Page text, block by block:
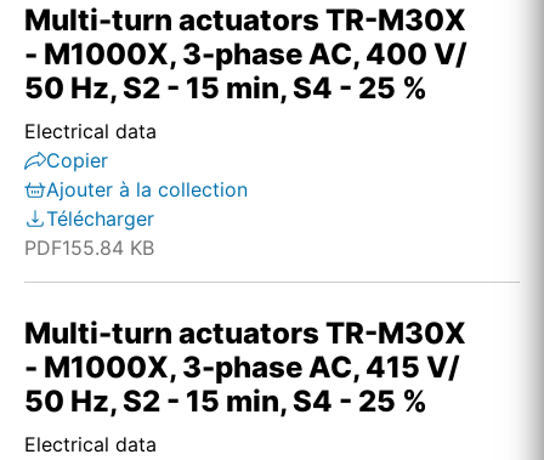
Multi-turn actuators TR-M30X
- M1000X, 3-phase AC, 400 V/
50 Hz, S2 - 15 min, S4 - 25 %
Electrical data
Copier
Ajouter à la collection
Télécharger
PDF155.84 KB
Multi-turn actuators TR-M30X
- M1000X, 3-phase AC, 415 V/
50 Hz, S2 - 15 min, S4 - 25 %
Electrical data